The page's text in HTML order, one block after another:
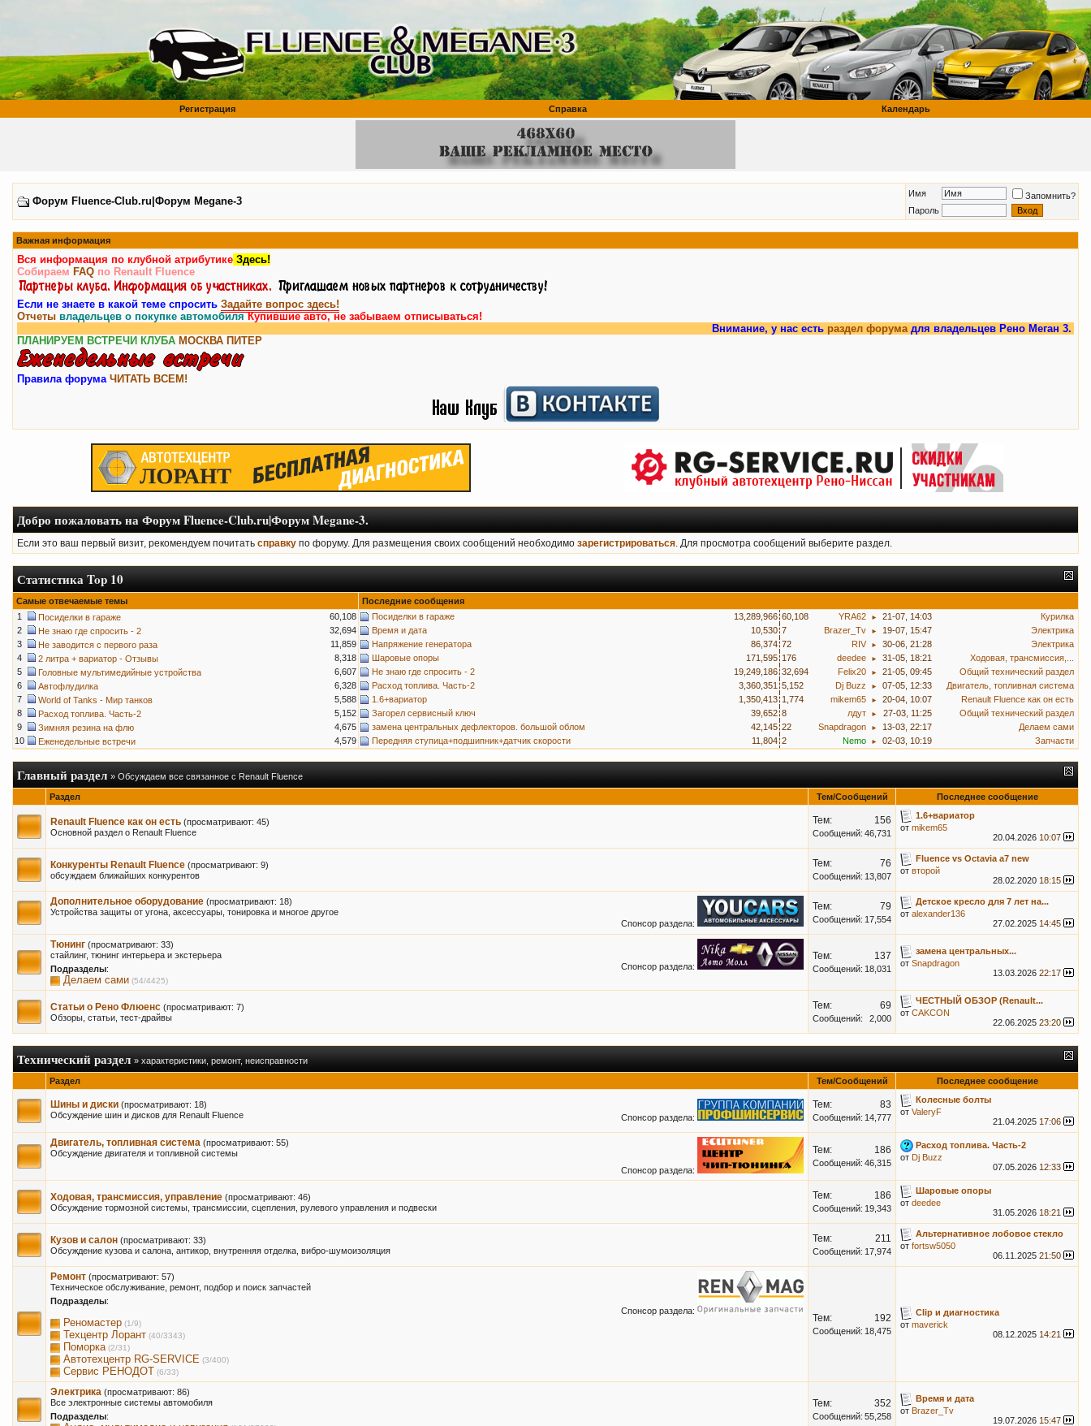
Регистрация Справка Календарь
Форум Fluence-Club.ru|Форум Megane-3
Имя
Запомнить?
Пароль
Важная информация
Вся информация по клубной атрибутике Здесь!
Собираем FAQ по Renault Fluence
Если не знаете в какой теме спросить Задайте вопрос здесь!
Отчеты владельцев о покупке автомобиляКупившие авто, не забываем отписываться!
Внимание, у нас есть раздел форумадля владельцев Рено Меган 3.
ПЛАНИРУЕМ ВСТРЕЧИ КЛУБА МОСКВА ПИТЕР
Правила форума ЧИТАТЬ ВСЕМ!
Добро пожаловать на Форум Fluence-Club.ru|Форум Megane-3.
Если это ваш первый визит, рекомендуем почитать справку по форуму. Для размещения своих сообщений необходимо зарегистрироваться. Для просмотра сообщений выберите раздел.
Статистика Top 10
Самые отвечаемые темы
Последние сообщения
1
Посиделки в гараже
60,108
2
Не знаю где спросить - 2
32,694
3
Не заводится с первого раза
11,859
4
2 литра + вариатор - Отзывы
8,318
5
Головные мультимедийные устройства
6,607
6
Автофлудилка
6,328
7
World of Tanks - Мир танков
5,588
8
Расход топлива. Часть-2
5,152
9
Зимняя резина на флю
4,675
10
Еженедельные встречи 4,579
Посиделки в гараже 13,289,966 60,108 YRA62 ► 21-07, 14:03
Курилка
Время и дата
10,530 7 Brazer_Tv ► 19-07, 15:47
Электрика
Напряжение генератора
86,374 72 RIV ► 30-06, 21:28
Электрика
Шаровые опоры
171,595 176 deedee ► 31-05, 18:21
Ходовая, трансмиссия,...
Не знаю где спросить - 2
19,249,186 32,694 Felix20 ► 21-05, 09:45
Общий технический раздел
Расход топлива. Часть-2
3,360,351 5,152 Dj Buzz ► 07-05, 12:33
Двигатель, топливная система
1.6+вариатор
1,350,413 1,774 mikem65 ► 20-04, 10:07
Renault Fluence как он есть
Загорел сервисный ключ
39,652 8 лдут ► 27-03, 11:25
Общий технический раздел
замена центральных дефлекторов. большой облом
42,145 22 Snapdragon ► 13-03, 22:17
Делаем сами
Передняя ступица+подшипник+датчик скорости
11,804 2 Nemo ► 02-03, 10:19 Запчасти
Главный раздел » Обсуждаем все связанное с Renault Fluence
Раздел Тем/Сообщений Последнее сообщение
Renault Fluence как он есть (просматривают: 45)
Основной раздел о Renault Fluence
156
Тем:
46,731
Сообщений:
1.6+вариатор
от mikem65
20.04.2026 10:07
Конкуренты Renault Fluence (просматривают: 9)
обсуждаем ближайших конкурентов
76
Тем:
13,807
Сообщений:
Fluence vs Octavia a7 new
от второй
28.02.2020 18:15
Дополнительное оборудование (просматривают: 18)
Спонсор раздела:
Устройства защиты от угона, аксессуары, тонировка и многое другое 79
Тем:
17,554
Сообщений:
Детское кресло для 7 лет на...
от alexander136
27.02.2025 14:45
Тюнинг (просматривают: 33)
Спонсор раздела:
стайлинг, тюнинг интерьера и экстерьера
Подразделы:
Делаем сами (54/4425)
137
Тем:
18,031
Сообщений:
замена центральных...
от Snapdragon
13.03.2026 22:17
Статьи о Рено Флюенс (просматривают: 7)
Обзоры, статьи, тест-драйвы
69
Тем:
2,000
Сообщений:
ЧЕСТНЫЙ ОБЗОР (Renault...
от CAKCON
22.06.2025 23:20
Технический раздел » характеристики, ремонт, неисправности
Раздел Тем/Сообщений Последнее сообщение
Шины и диски (просматривают: 18)
Спонсор раздела:
Обсуждение шин и дисков для Renault Fluence
83
Тем:
14,777
Сообщений:
Колесные болты
от ValeryF
21.04.2025 17:06
Двигатель, топливная система (просматривают: 55)
Спонсор раздела:
Обсуждение двигателя и топливной системы 186
Тем:
46,315
Сообщений:
Расход топлива. Часть-2
от Dj Buzz
07.05.2026 12:33
Ходовая, трансмиссия, управление (просматривают: 46)
Обсуждение тормозной системы, трансмиссии, сцепления, рулевого управления и подвески
186
Тем:
19,343
Сообщений:
Шаровые опоры
от deedee
31.05.2026 18:21
Кузов и салон (просматривают: 33)
Обсуждение кузова и салона, антикор, внутренняя отделка, вибро-шумоизоляция
211
Тем:
17,974
Сообщений:
Альтернативное лобовое стекло
от fortsw5050
06.11.2025 21:50
Ремонт (просматривают: 57)
Спонсор раздела:
Техническое обслуживание, ремонт, подбор и поиск запчастей
Подразделы:
Реномастер (1/9)
Техцентр Лорант (40/3343)
Поморка (2/31)
Автотехцентр RG-SERVICE (3/400)
Сервис РЕНОДОТ (6/33)
192
Тем:
18,475
Сообщений:
Clip и диагностика
от maverick
08.12.2025 14:21
Электрика (просматривают: 86)
Все электронные системы автомобиля
Подразделы:
352
Тем:
55,258
Сообщений:
Время и дата
от Brazer_Tv
19.07.2026 15:47